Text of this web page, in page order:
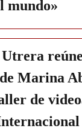
mundo»
Marina
de